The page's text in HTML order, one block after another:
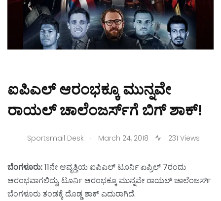
ಐಪಿಎಲ್ ಆರಂಭಕ್ಕೂ ಮುನ್ನವೇ
ರಾಯಲ್ ಚಾಲೆಂಜರ್ಸ್‌ಗೆ ಬಿಗ್ ಶಾಕ್!
Sportsmail Desk . March 24, 2018 231 Views
ಬೆಂಗಳೂರು:11ನೇ ಆವೃತ್ತಿಯ ಐಪಿಎಲ್ ಟೂರ್ನಿ ಏಪ್ರಿಲ್ 7ರಂದು
ಆರಂಭವಾಗಲಿದ್ದು, ಟೂರ್ನಿ ಆರಂಭಕ್ಕೂ ಮುನ್ನವೇ ರಾಯಲ್ ಚಾಲೆಂಜರ್ಸ್
ಬೆಂಗಳೂರು ತಂಡಕ್ಕೆ ದೊಡ್ಡ ಶಾಕ್ ಎದುರಾಗಿದೆ.